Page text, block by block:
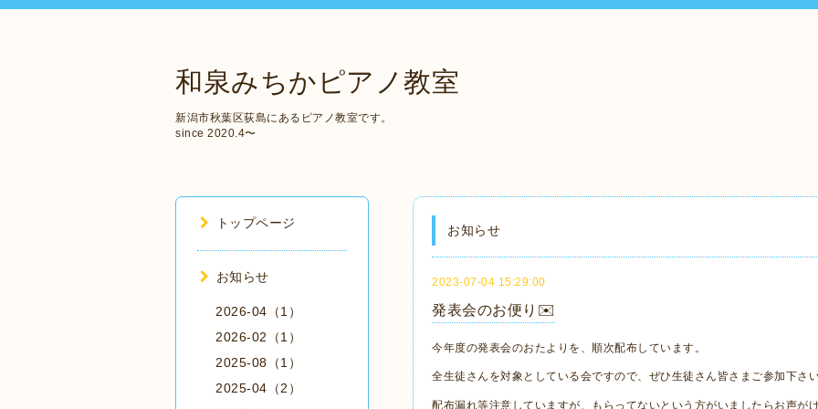
和泉みちかピアノ教室
新潟市秋葉区荻島にあるピアノ教室です。
since 2020.4〜
お知らせ
2023-07-04 15:29:00
発表会のお便り✉️
今年度の発表会のおたよりを、順次配布しています。
全生徒さんを対象としている会ですので、ぜひ生徒さん皆さまご参加下さ
配布漏れ等注意していますが、もらってないという方がいましたらお声がけ
トップページ
お知らせ
2026-04（1）
2026-02（1）
2025-08（1）
2025-04（2）